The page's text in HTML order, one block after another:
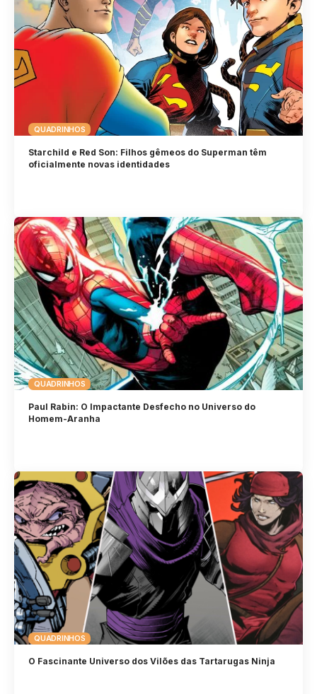
QUADRINHOS
Starchild e Red Son: Filhos gêmeos do Superman têm
oficialmente novas identidades
QUADRINHOS
Paul Rabin: O Impactante Desfecho no Universo do
Homem-Aranha
QUADRINHOS
O Fascinante Universo dos Vilões das Tartarugas Ninja